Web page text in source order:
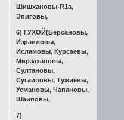
Шишхановы-R1a,
Эпиговы,
6) ГУХОЙ(Берсановы,
Израиловы,
Исламовы, Курсаевы,
Мирзахановы,
Султановы,
Сугаиповы, Тужиевы,
Усмановы, Чапановы,
Шаиповы,
7)